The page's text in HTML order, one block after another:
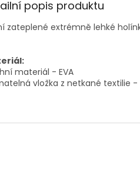
popis produktu
zateplené extrémně lehké
materiál - EVA
vložka z netkané textilie